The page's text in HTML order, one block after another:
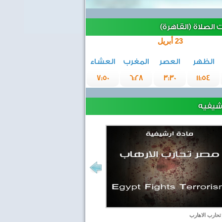
الصلاة (القاهرة)
23 أبريل
الظهر العصر المغرب
العشاء
11:54
3:30
6:28
7:50
الاهارب